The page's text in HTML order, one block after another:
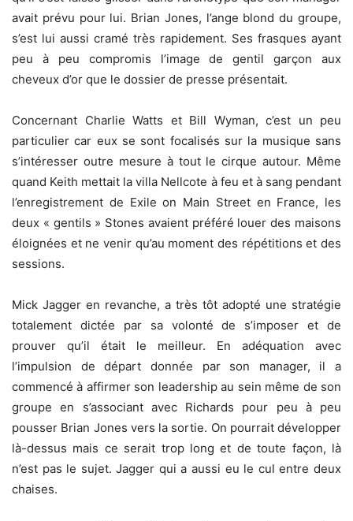
avait prévu pour lui. Brian Jones, l’ange blond du groupe,
s’est lui aussi cramé très rapidement. Ses frasques ayant
peu à peu compromis l’image de gentil garçon aux
cheveux d’or que le dossier de presse présentait.
Concernant Charlie Watts et Bill Wyman, c’est un peu
particulier car eux se sont focalisés sur la musique sans
s’intéresser outre mesure à tout le cirque autour. Même
quand Keith mettait la villa Nellcote à feu et à sang pendant
l’enregistrement de Exile on Main Street en France, les
deux « gentils » Stones avaient préféré louer des maisons
éloignées et ne venir qu’au moment des répétitions et des
sessions.
Mick Jagger en revanche, a très tôt adopté une stratégie
totalement dictée par sa volonté de s’imposer et de
prouver qu’il était le meilleur. En adéquation avec
l’impulsion de départ donnée par son manager, il a
commencé à affirmer son leadership au sein même de son
groupe en s’associant avec Richards pour peu à peu
pousser Brian Jones vers la sortie. On pourrait développer
là-dessus mais ce serait trop long et de toute façon, là
n’est pas le sujet. Jagger qui a aussi eu le cul entre deux
chaises.